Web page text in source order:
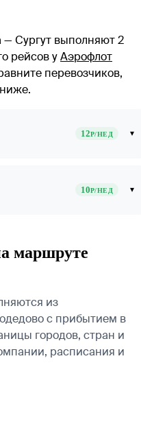
Сургут выполняют 2
рейсов уАэрофлот
перевозчиков,
12Р/НЕД ▾
10Р/НЕД ▾
маршруте
из
с прибытием в
городов, стран и
расписания и